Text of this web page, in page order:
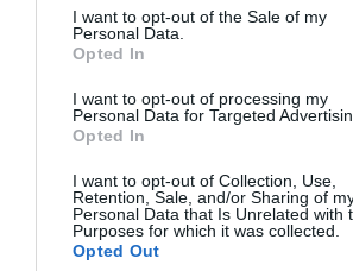
consent section.
I want to opt-out of the Sale of my
Personal Data.
Opted In
I want to opt-out of processing my
Personal Data for Targeted
Opted In
I want to opt-out of Collection, Use,
Retention, Sale, and/or Sharing of
Personal Data that Is Unrelated with
Purposes for which it was collected.
Opted Out
„hallgatják” a neuronok közötti
kommunikációt, és adott
irányát.
A belső GPS-rendszerünk
rugalmasabban működik,
gondoltuk